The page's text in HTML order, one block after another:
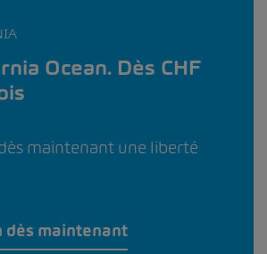
Ocean. Dès CHF
maintenant une liberté
dès maintenant